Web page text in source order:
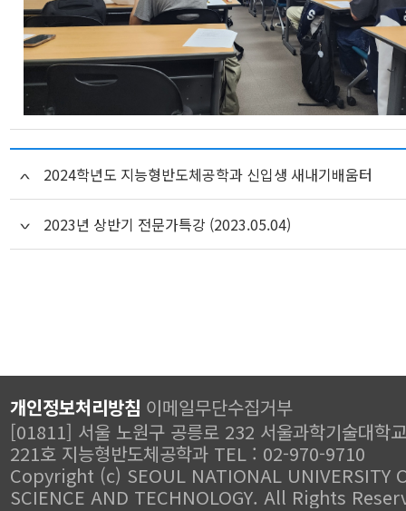
2024학년도 지능형반도체공학과 신입생 새내기배움터
2023년 상반기 전문가특강 (2023.05.04)
개인정보처리방침 이메일무단수집거부
[01811] 서울 노원구 공릉로 232 서울과학기술대학
221호 지능형반도체공학과 TEL : 02-970-9710
Copyright (c) SEOUL NATIONAL UNIVERSITY
SCIENCE AND TECHNOLOGY. All Rights